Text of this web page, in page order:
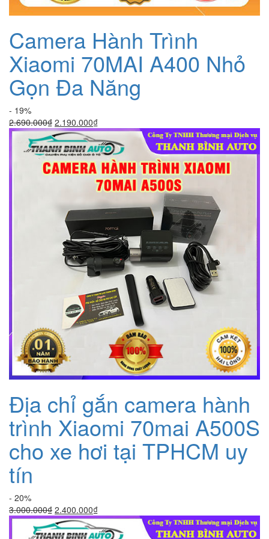
Camera Hành Trình
Xiaomi 70MAI A400 Nhỏ
Gọn Đa Năng
- 19%
2.690.000₫ Giá
gốc
là:
2.690.000₫.
2.190.000₫Giá
hiện
tại
là:
2.190.000₫.
Địa chỉ gắn camera hành
trình Xiaomi 70mai A500S
cho xe hơi tại TPHCM uy
tín
- 20%
3.000.000₫ Giá
gốc
là:
2.400.000₫Giá
hiện
tại